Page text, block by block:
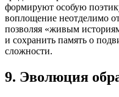
формируют особую
воплощение неотделимо
позволяя «живым
и сохранить память о
сложности.
9. Эволюция